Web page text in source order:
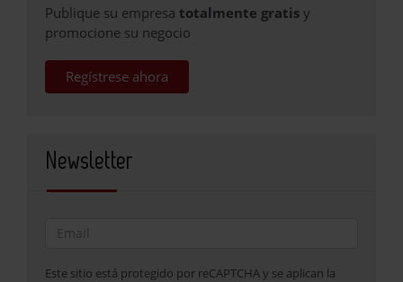
Publique su empresa totalmente gratis y
promocione su negocio
Regístrese ahora
Newsletter
Este sitio está protegido por reCAPTCHA y se aplican la